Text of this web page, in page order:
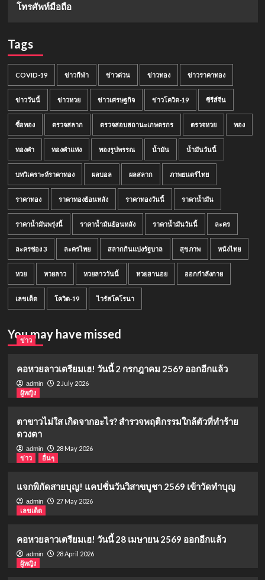
โทรศัพท์มือถือ
Tags
COVID-19 ข่าวกีฬา ข่าวด่วน ข่าวทอง ข่าวราคาทอง
ข่าววันนี้ ข่าวหวย ข่าวเศรษฐกิจ ข่าวโควิด-19 ซีรีส์จีน
ซื้อทอง ตรวจสลาก ตรวจสอบสถานะเกษตรกร ตรวจหวย ทอง
ทองคำ ทองคำแท่ง ทองรูปพรรณ น้ำมัน น้ำมันวันนี้
บทวิเคราะห์ราคาทอง ผลบอล ผลสลาก ภาพยนตร์ไทย
ราคาทอง ราคาทองย้อนหลัง ราคาทองวันนี้ ราคาน้ำมัน
ราคาน้ำมันพรุ่งนี้ ราคาน้ำมันย้อนหลัง ราคาน้ำมันวันนี้ ละคร
ละครช่อง 3 ละครไทย สลากกินแบ่งรัฐบาล สุขภาพ หนังไทย
หวย หวยลาว หวยลาววันนี้ หวยฮานอย ออกกำลังกาย
เลขเด็ด โควิด-19 ไวรัสโคโรนา
You may have missed
ข่าว
คอหวยลาวเตรียมเฮ! วันนี้ 2 กรกฎาคม 2569 ออกอีกแล้ว
admin
2 July 2026
ผู้หญิง
ตาขาวไม่ใส เกิดจากอะไร? สำรวจพฤติกรรมใกล้ตัวที่ทำร้าย
ดวงตา
admin
28 May 2026
ข่าว
อื่นๆ
แจกพิกัดสายบุญ! แคปชั่นวันวิสาขบูชา 2569 เข้าวัดทำบุญ
admin
27 May 2026
เลขเด็ด
คอหวยลาวเตรียมเฮ! วันนี้ 28 เมษายน 2569 ออกอีกแล้ว
admin
28 April 2026
ผู้หญิง